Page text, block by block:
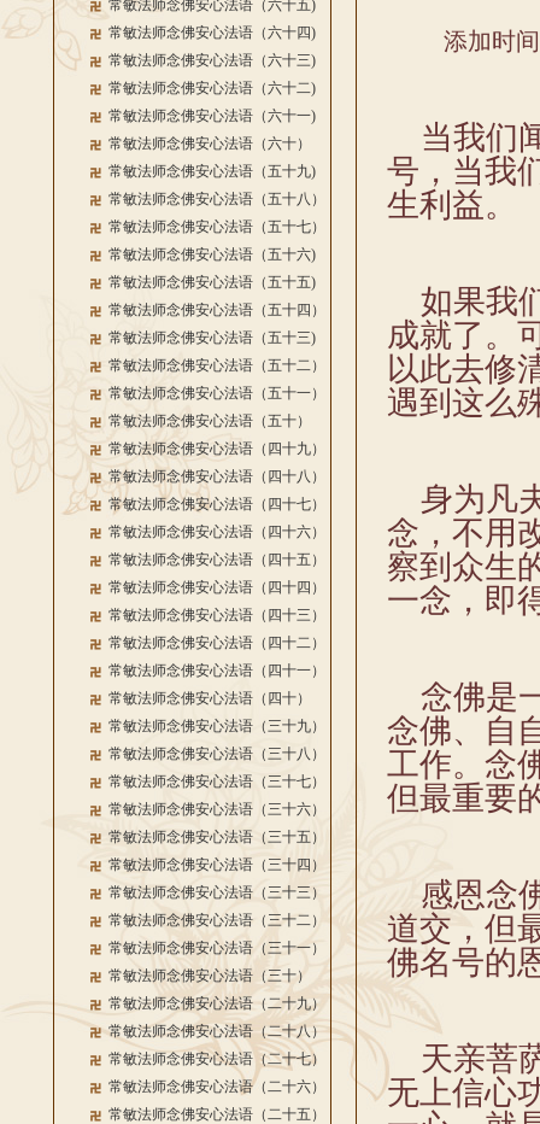
常敏法师念佛安心法语（六十五)
常敏法师念佛安心法语（六十四)
常敏法师念佛安心法语（六十三)
常敏法师念佛安心法语（六十二)
常敏法师念佛安心法语（六十一)
常敏法师念佛安心法语（六十）
常敏法师念佛安心法语（五十九)
常敏法师念佛安心法语（五十八）
常敏法师念佛安心法语（五十七）
常敏法师念佛安心法语（五十六)
常敏法师念佛安心法语（五十五)
常敏法师念佛安心法语（五十四）
常敏法师念佛安心法语（五十三)
常敏法师念佛安心法语（五十二）
常敏法师念佛安心法语（五十一）
常敏法师念佛安心法语（五十）
常敏法师念佛安心法语（四十九）
常敏法师念佛安心法语（四十八）
常敏法师念佛安心法语（四十七）
常敏法师念佛安心法语（四十六）
常敏法师念佛安心法语（四十五）
常敏法师念佛安心法语（四十四）
常敏法师念佛安心法语（四十三）
常敏法师念佛安心法语（四十二）
常敏法师念佛安心法语（四十一）
常敏法师念佛安心法语（四十）
常敏法师念佛安心法语（三十九）
常敏法师念佛安心法语（三十八）
常敏法师念佛安心法语（三十七）
常敏法师念佛安心法语（三十六）
常敏法师念佛安心法语（三十五）
常敏法师念佛安心法语（三十四）
常敏法师念佛安心法语（三十三）
常敏法师念佛安心法语（三十二）
常敏法师念佛安心法语（三十一）
常敏法师念佛安心法语（三十）
常敏法师念佛安心法语（二十九）
常敏法师念佛安心法语（二十八）
常敏法师念佛安心法语（二十七）
常敏法师念佛安心法语（二十六）
常敏法师念佛安心法语（二十五）
添加时
当我们
号，当我
生利益。
如果我
成就了。
以此去修
遇到这么
身为凡
念，不用
察到众生
一念，即
念佛是
念佛、自
工作。念
但最重要
感恩念
道交，但
佛名号的
天亲菩萨
无上信心